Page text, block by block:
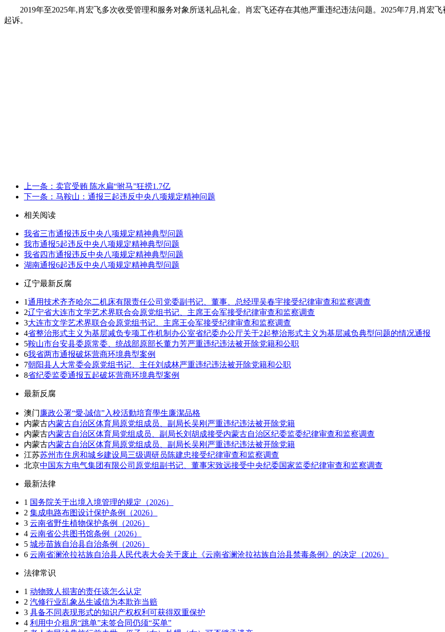
2019年至2025年,肖宏飞多次收受管理和服务对象所送礼品礼金。肖宏飞还存在其他严重违纪违法问题。2025年7月,肖宏
起诉。
上一条：卖官受贿 陈水扁“驸马”狂捞1.7亿
下一条：马鞍山：通报三起违反中央八项规定精神问题
相关阅读
我省三市通报违反中央八项规定精神典型问题
我市通报5起违反中央八项规定精神典型问题
我省四市通报违反中央八项规定精神典型问题
湖南通报6起违反中央八项规定精神典型问题
辽宁最新反腐
1通用技术齐齐哈尔二机床有限责任公司党委副书记、董事、总经理吴春宇接受纪律审查和监察调查
2辽宁省大连市文学艺术界联合会原党组书记、主席王会军接受纪律审查和监察调查
3大连市文学艺术界联合会原党组书记、主席王会军接受纪律审查和监察调查
4省整治形式主义为基层减负专项工作机制办公室省纪委办公厅关于2起整治形式主义为基层减负典型问题的情况通报
5鞍山市台安县委原常委、统战部原部长董力芳严重违纪违法被开除党籍和公职
6我省两市通报破坏营商环境典型案例
7朝阳县人大常委会原党组书记、主任刘成林严重违纪违法被开除党籍和公职
8省纪委监委通报五起破坏营商环境典型案例
最新反腐
澳门 廉政公署“愛‧誠信”入校活動培育學生廉潔品格
内蒙古内蒙古自治区体育局原党组成员、副局长吴刚严重违纪违法被开除党籍
内蒙古内蒙古自治区体育局党组成员、副局长刘胡成接受内蒙古自治区纪委监委纪律审查和监察调查
内蒙古内蒙古自治区体育局原党组成员、副局长吴刚严重违纪违法被开除党籍
江苏苏州市住房和城乡建设局三级调研员陈建忠接受纪律审查和监察调查
北京中国东方电气集团有限公司原党组副书记、董事宋致远接受中央纪委国家监委纪律审查和监察调查
最新法律
1 国务院关于出境入境管理的规定（2026）
2 集成电路布图设计保护条例（2026）
3 云南省野生植物保护条例（2026）
4 云南省公共图书馆条例（2026）
5 城步苗族自治县自治条例（2026）
6 云南省澜沧拉祜族自治县人民代表大会关于废止《云南省澜沧拉祜族自治县禁毒条例》的决定（2026）
法律常识
1 动物致人损害的责任该怎么认定
2 汽修行业乱象丛生诚信为本欺诈当赔
3 具备不同表现形式的知识产权权利可获得双重保护
4 利用中介租房“跳单”未签合同仍须“买单”